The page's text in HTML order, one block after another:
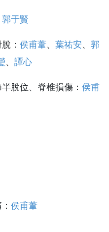
郭于賢
： 侯甫葦、 葉祐安、 郭
、 譚心
脫位、脊椎損傷： 侯甫
侯甫葦